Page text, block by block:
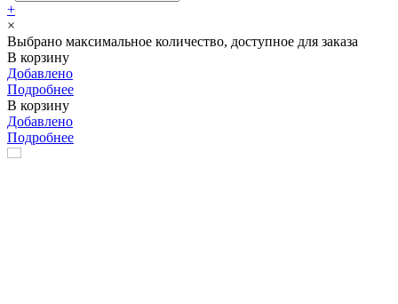
+
×
Выбрано максимальное количество, доступное для заказа
В корзину
Добавлено
Подробнее
В корзину
Добавлено
Подробнее